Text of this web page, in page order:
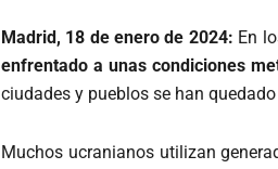
Madrid, 18 de enero de 2024: En
enfrentado a unas condiciones
ciudades y pueblos se han
Muchos ucranianos utilizan